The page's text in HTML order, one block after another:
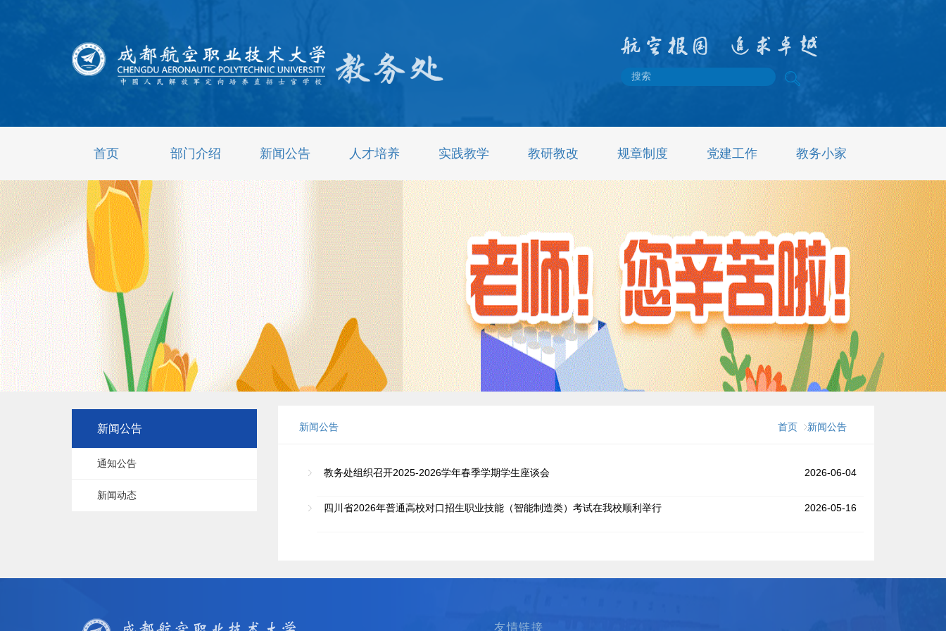
首页 部门介绍 新闻公告 人才培养 实践教学 教研教改 规章制度 党建工作 教务小家
新闻公告
通知公告
新闻动态
新闻公告 首页 新闻公告
2026-06-04
教务处组织召开2025-2026学年春季学期学生座谈会
2026-05-16
四川省2026年普通高校对口招生职业技能（智能制造类）考试在我校顺利举行
友情链接